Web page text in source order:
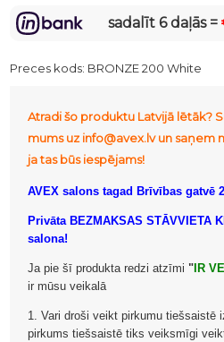
sadalīt 6 daļās =
Preces kods: BRONZE 200 White
Atradi šo produktu Latvijā lētāk?
mums uz info@avex.lv un saņem
ja tas būs iespējams!
AVEX salons tagad Brīvības gatvē
Privāta BEZMAKSAS STĀVVIETA
salona!
Ja pie šī produkta redzi atzīmi " IR
ir mūsu veikalā
1. Vari droši veikt pirkumu tiešsaistē
pirkums tiešsaistē tiks veiksmīgi